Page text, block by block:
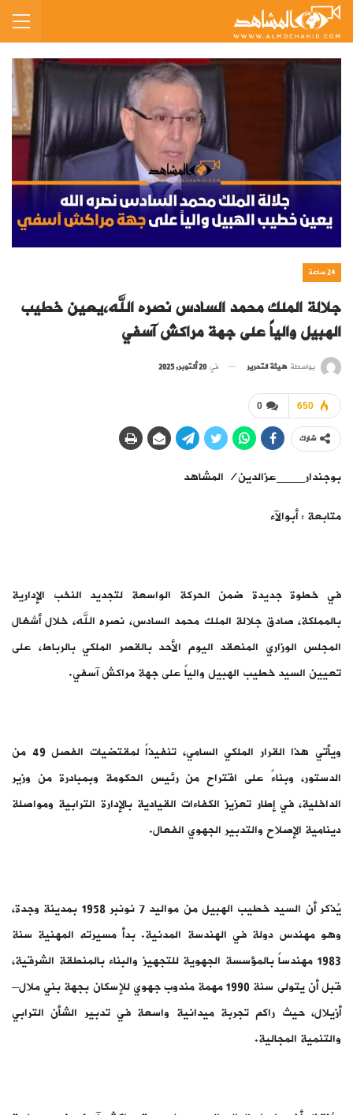
24 ساعة
جلالة الملك محمد السادس نصره الله،يعين خطيب
الهبيل والياً على جهة مراكش آسفي
بواسطة هيئة التحرير في 20 أكتوبر, 2025
0 650
شارك
بوجندار____عزالدين/ المشاهد
متابعة : أبوالآء
في خطوة جديدة ضمن الحركة الواسعة لتجديد النخب الإدارية
بالمملكة، صادق جلالة الملك محمد السادس، نصره الله، خلال أشغال
المجلس الوزاري المنعقد اليوم الأحد بالقصر الملكي بالرباط، على
تعيين السيد خطيب الهبيل والياً على جهة مراكش آسفي.
ويأتي هذا القرار الملكي السامي، تنفيذاً لمقتضيات الفصل 49 من
الدستور، وبناءً على اقتراح من رئيس الحكومة وبمبادرة من وزير
الداخلية، في إطار تعزيز الكفاءات القيادية بالإدارة الترابية ومواصلة
دينامية الإصلاح والتدبير الجهوي الفعال.
يُذكر أن السيد خطيب الهبيل من مواليد 7 نونبر 1958 بمدينة وجدة،
وهو مهندس دولة في الهندسة المدنية. بدأ مسيرته المهنية سنة
1983 مهندساً بالمؤسسة الجهوية للتجهيز والبناء بالمنطقة الشرقية،
قبل أن يتولى سنة 1990 مهمة مندوب جهوي للإسكان بجهة بني ملال–
أزيلال، حيث راكم تجربة ميدانية واسعة في تدبير الشأن الترابي
والتنمية المجالية.